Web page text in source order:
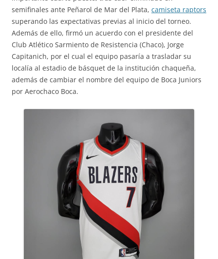
semifinales ante Peñarol de Mar del Plata, camiseta raptors
superando las expectativas previas al inicio del torneo.
Además de ello, firmó un acuerdo con el presidente del
Club Atlético Sarmiento de Resistencia (Chaco), Jorge
Capitanich, por el cual el equipo pasaría a trasladar su
localía al estadio de básquet de la institución chaqueña,
además de cambiar el nombre del equipo de Boca Juniors
por Aerochaco Boca.